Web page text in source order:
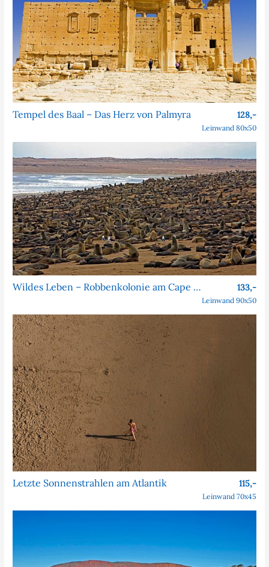
Tempel des Baal – Das Herz von Palmyra 128,-
Leinwand 80x50
Wildes Leben – Robbenkolonie am Cape Cross 133,-
Leinwand 90x50
Letzte Sonnenstrahlen am Atlantik 115,-
Leinwand 70x45